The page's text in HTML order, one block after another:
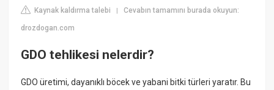
Kaynak kaldırma talebi |Cevabın tamamını burada okuyun:
drozdogan.com
GDO tehlikesi nelerdir?
GDO üretimi, dayanıklı böcek ve yabani bitki türleri yaratır. Bu